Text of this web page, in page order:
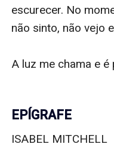
escurecer. No
não sinto, não vejo
A luz me chama e é
EPÍGRAFE
ISABEL MITCHELL